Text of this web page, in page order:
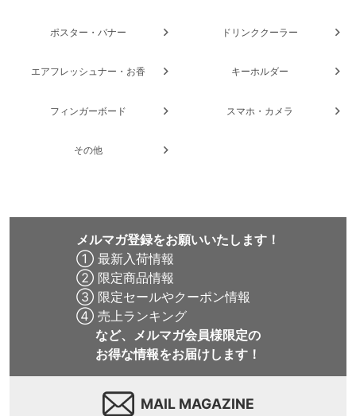
ポスター・バナー ドリンククーラー
エアフレッシュナー・お香 キーホルダー
フィンガーボード スマホ・カメラ
その他
メルマガ登録をお願いいたします！
① 最新入荷情報
② 限定商品情報
③ 限定セールやクーポン情報
④ 売上ランキング
など、メルマガ会員様限定の
お得な情報をお届けします！
MAIL MAGAZINE